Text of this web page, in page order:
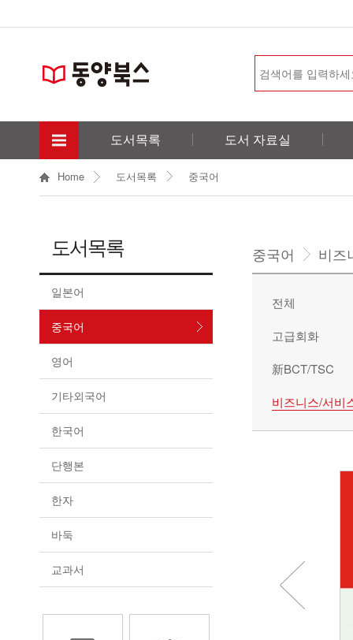
도서목록 도서 자료실
Home 도서목록 중국어
도서목록
일본어
중국어
영어
기타외국어
한국어
단행본
한자
바둑
교과서
중국어 비즈
전체
고급회화
新BCT/TSC
비즈니스/서비